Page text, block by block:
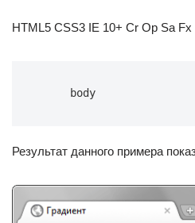
HTML5 CSS3 IE 10+ Cr Op Sa Fx
body
Результат данного примера